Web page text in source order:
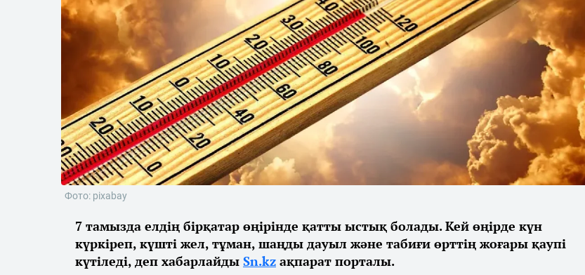
Фото: pixabay
7 тамызда елдің бірқатар өңірінде қатты ыстық болады. Кей өңірде күн
күркіреп, күшті жел, тұман, шаңды дауыл және табиғи өрттің жоғары қаупі
күтіледі, деп хабарлайды Sn.kz ақпарат порталы.